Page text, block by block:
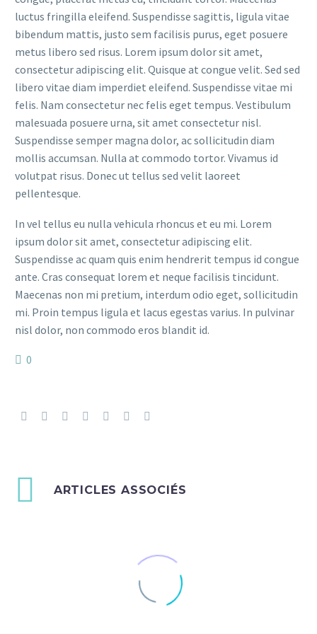
luctus fringilla eleifend. Suspendisse sagittis, ligula vitae
bibendum mattis, justo sem facilisis purus, eget posuere
metus libero sed risus. Lorem ipsum dolor sit amet,
consectetur adipiscing elit. Quisque at congue velit. Sed sed
libero vitae diam imperdiet eleifend. Suspendisse vitae mi
felis. Nam consectetur nec felis eget tempus. Vestibulum
malesuada posuere urna, sit amet consectetur nisl.
Suspendisse semper magna dolor, ac sollicitudin diam
mollis accumsan. Nulla at commodo tortor. Vivamus id
volutpat risus. Donec ut tellus sed velit laoreet
pellentesque.
In vel tellus eu nulla vehicula rhoncus et eu mi. Lorem
ipsum dolor sit amet, consectetur adipiscing elit.
Suspendisse ac quam quis enim hendrerit tempus id congue
ante. Cras consequat lorem et neque facilisis tincidunt.
Maecenas non mi pretium, interdum odio eget, sollicitudin
mi. Proin tempus ligula et lacus egestas varius. In pulvinar
nisl dolor, non commodo eros blandit id.
0
ARTICLES ASSOCIÉS